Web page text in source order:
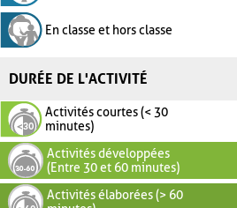
En classe et hors classe
DURÉE DE L'ACTIVITÉ
Activités courtes (< 30
minutes)
Activités développées
(Entre 30 et 60 minutes)
Activités élaborées (> 60